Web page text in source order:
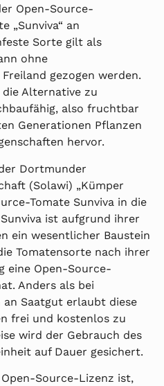
Open-Source-
„Sunviva“ an
Sorte gilt als
ohne
gezogen werden.
Alternative zu
also fruchtbar
Generationen Pflanzen
hervor.
Dortmunder
(Solawi) „Kümper
Tomate Sunviva in die
ist aufgrund ihrer
ein wesentlicher Baustein
Tomatensorte nach ihrer
eine Open-Source-
Anders als bei
Saatgut erlaubt diese
frei und kostenlos zu
wird der Gebrauch des
auf Dauer gesichert.
Source-Lizenz ist,